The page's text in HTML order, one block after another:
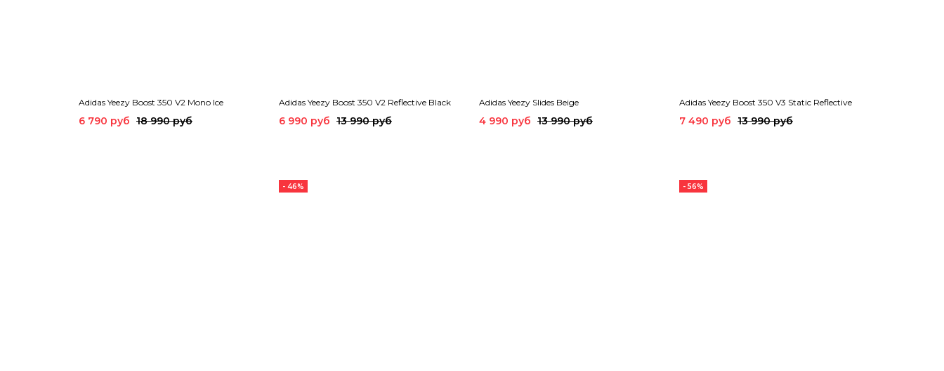
Adidas Yeezy Boost 350 V2 Mono Ice
6 790 руб 18 990 руб
Adidas Yeezy Boost 350 V2 Reflective Black
6 990 руб 13 990 руб
Adidas Yeezy Slides Beige
4 990 руб 13 990 руб
Adidas Yeezy Boost 350 V3 Static Reflective
7 490 руб 13 990 руб
- 46% - 56%